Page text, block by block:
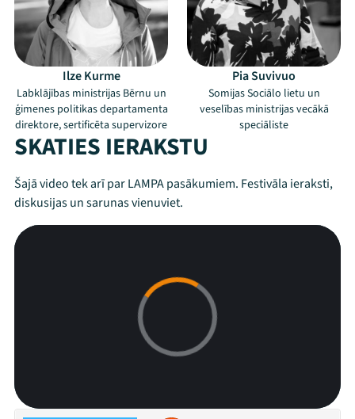
Festivāls
Arhīvs
Viņi bija LAMPĀ 2026
Jaunumi
Ilze Kurme
Labklājības ministrijas Bērnu un
ģimenes politikas departamenta
direktore, sertificēta supervizore
Pia Suvivuo
Somijas Sociālo lietu un
veselības ministrijas vecākā
speciāliste
SKATIES IERAKSTU
Šajā video tek arī par LAMPA pasākumiem. Festivāla ieraksti,
diskusijas un sarunas vienuviet.